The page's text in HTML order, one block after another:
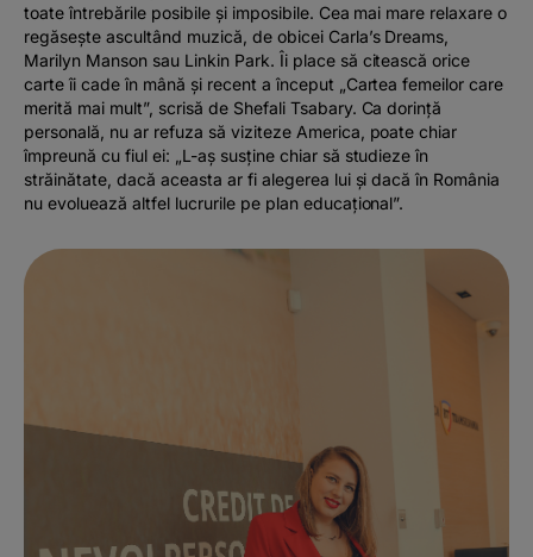
toate întrebările posibile și imposibile. Cea mai mare relaxare o
regăsește ascultând muzică, de obicei Carla’s Dreams,
Marilyn Manson sau Linkin Park. Îi place să citească orice
carte îi cade în mână și recent a început „Cartea femeilor care
merită mai mult”, scrisă de Shefali Tsabary. Ca dorință
personală, nu ar refuza să viziteze America, poate chiar
împreună cu fiul ei: „L-aș susține chiar să studieze în
străinătate, dacă aceasta ar fi alegerea lui și dacă în România
nu evoluează altfel lucrurile pe plan educațional”.